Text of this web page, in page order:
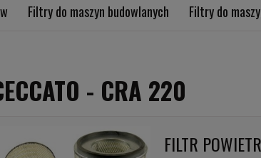
Filtry do maszyn budowlanych Filtry do
- CRA 220
FILTR